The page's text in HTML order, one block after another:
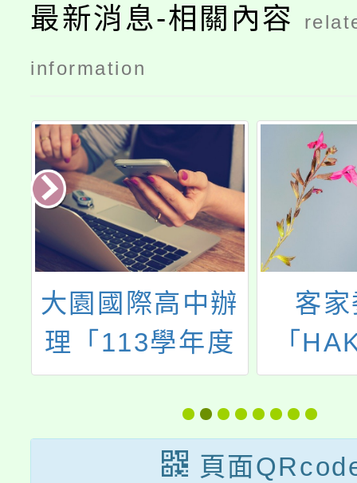
最新消息-相關內容
information
大園國際高中辦
理「113學年度
國際教育中程計
畫資訊網填報說
明暨日韓主題國
客
「
輸入
式
頁面